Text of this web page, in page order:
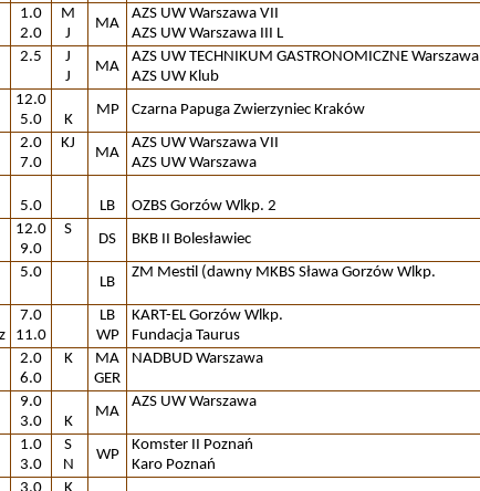
1.0
2.0
M
J
MA
AZS UW Warszawa VII
AZS UW Warszawa III L
2.5
J
J
MA
AZS UW TECHNIKUM GASTRONOMICZNE Warszawa
AZS UW Klub
12.0
5.0
K
MP Czarna Papuga Zwierzyniec Kraków
2.0
7.0
KJ
MA
AZS UW Warszawa VII
AZS UW Warszawa
5.0 LB OZBS Gorzów Wlkp. 2
12.0
9.0
S
DS BKB II Bolesławiec
5.0
LB
ZM Mestil (dawny MKBS Sława Gorzów Wlkp.
7.0
11.0
LB
WP
KART-EL Gorzów Wlkp.
Fundacja Taurus
2.0
6.0
K
MA
GER
NADBUD Warszawa
9.0
3.0
K
MA
AZS UW Warszawa
1.0
3.0
S
N
WP
Komster II Poznań
Karo Poznań